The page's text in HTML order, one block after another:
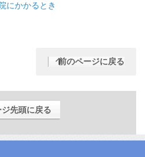
にかかるとき
前のページに戻る
先頭に戻る